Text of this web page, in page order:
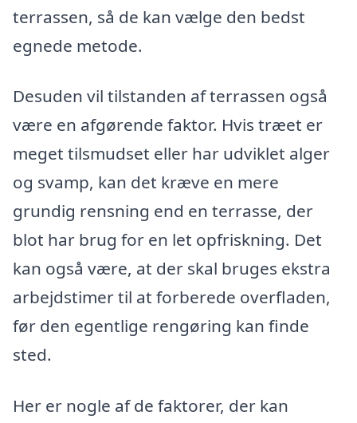
terrassen, så de kan vælge den bedst
egnede metode.
Desuden vil tilstanden af terrassen også
være en afgørende faktor. Hvis træet er
meget tilsmudset eller har udviklet alger
og svamp, kan det kræve en mere
grundig rensning end en terrasse, der
blot har brug for en let opfriskning. Det
kan også være, at der skal bruges ekstra
arbejdstimer til at forberede overfladen,
før den egentlige rengøring kan finde
sted.
Her er nogle af de faktorer, der kan